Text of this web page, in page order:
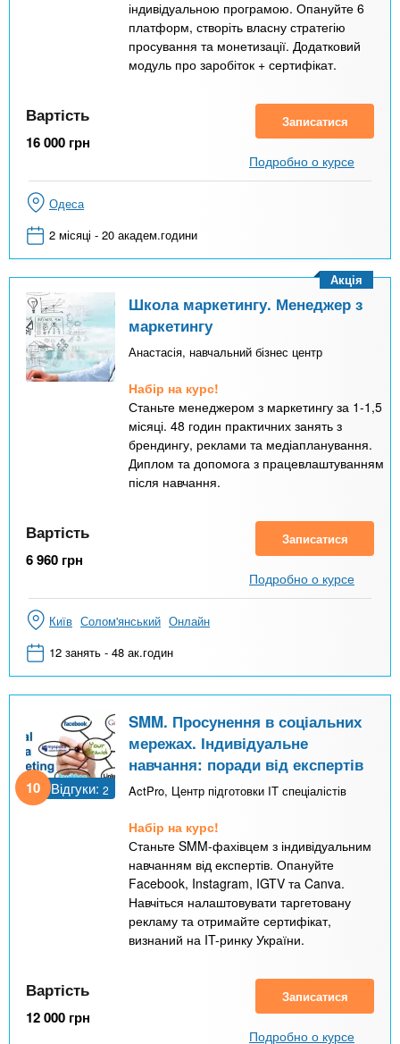
індивідуальною програмою. Опануйте 6
платформ, створіть власну стратегію
просування та монетизації. Додатковий
модуль про заробіток + сертифікат.
Вартість
16 000 грн
Записатися
Подробно о курсе
Одеса
2 місяці - 20 академ.години
Школа маркетингу. Менеджер з
маркетингу
Анастасія, навчальний бізнес центр
Набір на курс!
Станьте менеджером з маркетингу за 1-1,5
місяці. 48 годин практичних занять з
брендингу, реклами та медіапланування.
Диплом та допомога з працевлаштуванням
після навчання.
Акція
Вартість
6 960 грн
Записатися
Подробно о курсе
Київ Солом'янський Онлайн
12 занять - 48 ак.годин
10 Відгуки: 2
SMM. Просунення в соціальних
мережах. Індивідуальне
навчання: поради від експертів
ActPro, Центр підготовки IT спеціалістів
Набір на курс!
Станьте SMM-фахівцем з індивідуальним
навчанням від експертів. Опануйте
Facebook, Instagram, IGTV та Canva.
Навчіться налаштовувати таргетовану
рекламу та отримайте сертифікат,
визнаний на IT-ринку України.
Вартість
12 000 грн
Записатися
Подробно о курсе